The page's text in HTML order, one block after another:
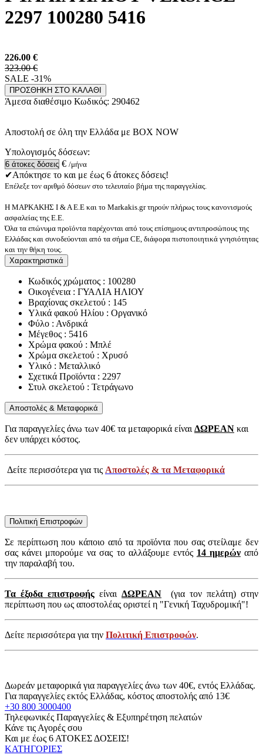
2297 100280 5416
226.00 €
323.00 €
SALE -31%
ΠΡΟΣΘΗΚΗ ΣΤΟ ΚΑΛΑΘΙ
Άμεσα διαθέσιμο Κωδικός: 290462
Αποστολή σε όλη την Ελλάδα με BOX NOW
Υπολογισμός δόσεων:
€ /μήνα
✔Απόκτησε το και με έως 6 άτοκες δόσεις!
Επέλεξε τον αριθμό δόσεων στο τελευταίο βήμα της παραγγελίας.
Η ΜΑΡΚΑΚΗΣ Ι & Α Ε.Ε και το Markakis.gr τηρούν πλήρως τους κανονισμούς
ασφαλείας της Ε.Ε.
Όλα τα επώνυμα προϊόντα παρέχονται από τους επίσημους αντιπροσώπους της
Ελλάδας και συνοδεύονται από τα σήμα CE, διάφορα πιστοποιητικά γνησιότητας
και την θήκη τους.
Χαρακτηριστικά
Κωδικός χρώματος : 100280
Οικογένεια : ΓΥΑΛΙΑ ΗΛΙΟΥ
Βραχίονας σκελετού : 145
Υλικά φακού Ηλίου : Οργανικό
Φύλο : Ανδρικά
Μέγεθος : 5416
Χρώμα φακού : Μπλέ
Χρώμα σκελετού : Χρυσό
Υλικό : Μεταλλικό
Σχετικά Προϊόντα : 2297
Στυλ σκελετού : Τετράγωνο
Αποστολές & Μεταφορικά
Για παραγγελίες άνω των 40€ τα μεταφορικά είναιΔΩΡΕΑΝ και
δεν υπάρχει κόστος.
Δείτε περισσότερα για τις Αποστολές & τα Μεταφορικά
Πολιτική Επιστροφών
Σε περίπτωση που κάποιο από τα προϊόντα που σας στείλαμε δεν
σας κάνει μπορούμε να σας το αλλάξουμε εντός 14 ημερώναπό
την παραλαβή του.
Τα έξοδα επιστροφής είναι ΔΩΡΕΑΝ (για τον πελάτη) στην
περίπτωση που ως αποστολέας οριστεί η "Γενική Ταχυδρομική"!
Δείτε περισσότερα για την Πολιτική Επιστροφών.
Δωρεάν μεταφορικά για παραγγελίες άνω των 40€, εντός Ελλάδας.
Για παραγγελίες εκτός Ελλάδας, κόστος αποστολής από 13€
+30 800 3000400
Τηλεφωνικές Παραγγελίες & Εξυπηρέτηση πελατών
Κάνε τις Αγορές σου
Και με έως 6 ΑΤΟΚΕΣ ΔΟΣΕΙΣ!
ΚΑΤΗΓΟΡΙΕΣ